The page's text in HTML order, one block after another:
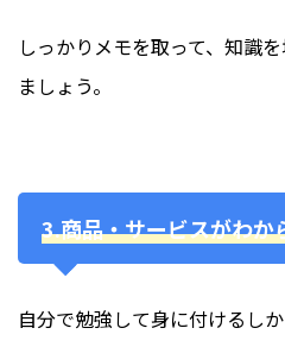
しっかりメモを取って、知識
ましょう。
3.商品・サービスがわか
自分で勉強して身に付けるしか